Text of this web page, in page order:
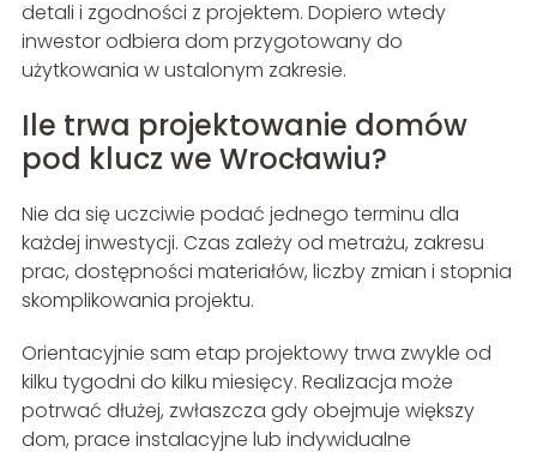
detali i zgodności z projektem. Dopiero wtedy
inwestor odbiera dom przygotowany do
użytkowania w ustalonym zakresie.
Ile trwa projektowanie domów
pod klucz we Wrocławiu?
Nie da się uczciwie podać jednego terminu dla
każdej inwestycji. Czas zależy od metrażu, zakresu
prac, dostępności materiałów, liczby zmian i stopnia
skomplikowania projektu.
Orientacyjnie sam etap projektowy trwa zwykle od
kilku tygodni do kilku miesięcy. Realizacja może
potrwać dłużej, zwłaszcza gdy obejmuje większy
dom, prace instalacyjne lub indywidualne